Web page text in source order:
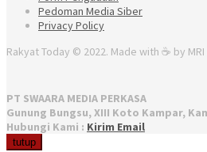
Pedoman Media Siber
Privacy Policy
Rakyat Today © 2022. Made with ☕ by
PT SWAARA MEDIA PERKASA
Gunung Bungsu, XIII Koto Kampar,
Hubungi Kami : Kirim Email
tutup